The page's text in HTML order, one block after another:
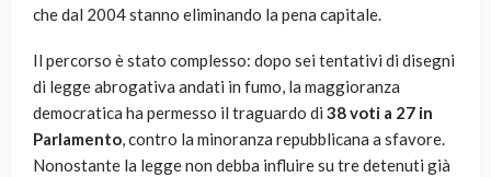
che dal 2004 stanno eliminando la pena capitale.
Il percorso è stato complesso: dopo sei tentativi di disegni
di legge abrogativa andati in fumo, la maggioranza
democratica ha permesso il traguardo di 38 voti a 27 in
Parlamento, contro la minoranza repubblicana a sfavore.
Nonostante la legge non debba influire su tre detenuti già